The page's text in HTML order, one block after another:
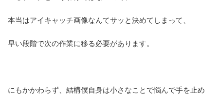
本当はアイキャッチ画像なんてサッと決めてしまって、
早い段階で次の作業に移る必要があります。
にもかかわらず、結構僕自身は小さなことで悩んで手を止め